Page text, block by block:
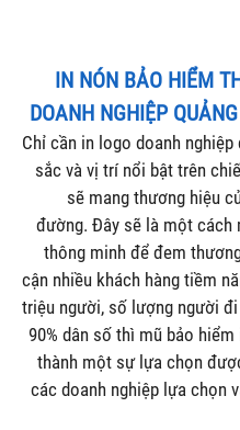
IN NÓN BẢO HIỂM
DOANH NGHIỆP
Chỉ cần in logo doanh
sắc và vị trí nổi bật trên
sẽ mang thương hiệu
đường. Đây sẽ là một cách
thông minh để đem
cận nhiều khách hàng tiềm
triệu người, số lượng người
90% dân số thì mũ bảo
thành một sự lựa chọn
các doanh nghiệp lựa chọn